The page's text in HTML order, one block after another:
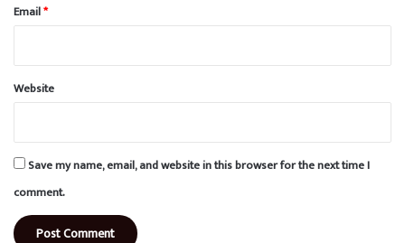
Email*
Website
Save my name, email, and website in this browser for the next time I
comment.